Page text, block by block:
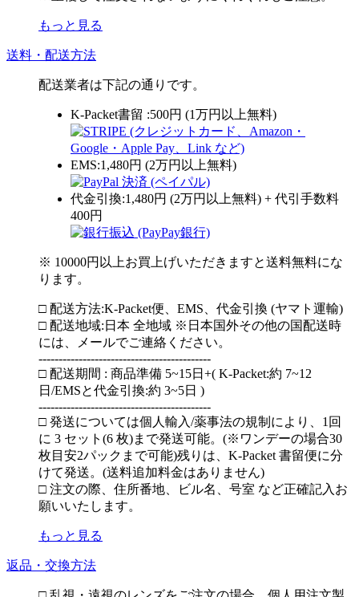
もっと見る
送料・配送方法
配送業者は下記の通りです。
K-Packet書留 :500円 (1万円以上無料)
EMS:1,480円 (2万円以上無料)
代金引換:1,480円 (2万円以上無料) + 代引手数料
400円
※ 10000円以上お買上げいただきますと送料無料にな
ります。
□ 配送方法:K-Packet便、EMS、代金引換 (ヤマト運輸)
□ 配送地域:日本 全地域 ※日本国外その他の国配送時
には、メールでご連絡ください。
-------------------------------------------
□ 配送期間 : 商品準備 5~15日+( K-Packet:約 7~12
日/EMSと代金引換:約 3~5日 )
-------------------------------------------
□ 発送については個人輸入/薬事法の規制により、1回
に 3 セット(6 枚)まで発送可能。(※ワンデーの場合30
枚目安2パックまで可能)残りは、K-Packet 書留便に分
けて発送。(送料追加料金はありません)
□ 注文の際、住所番地、ビル名、号室 など正確記入お
願いいたします。
もっと見る
返品・交換方法